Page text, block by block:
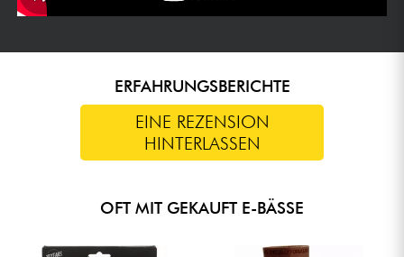
ERFAHRUNGSBERICHTE
EINE REZENSION
HINTERLASSEN
OFT MIT GEKAUFT E-BÄSSE